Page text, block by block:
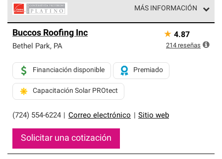
MÁS INFORMACIÓN
Corning constituyen el nivel superior de nuestra red
exclusiva y cumplen con estándares estrictos de
Solo ellos pueden ofrecer nuestra mejor garantía de
sistemas de techos.
Buccos Roofing Inc
Bethel Park, PA
(724) 554-6224 Correo electrónico Sitio web
Financiación disponible Premiado
Capacitación Solar PROtect
Solicitar una cotización
★ 4.87
214 reseñas